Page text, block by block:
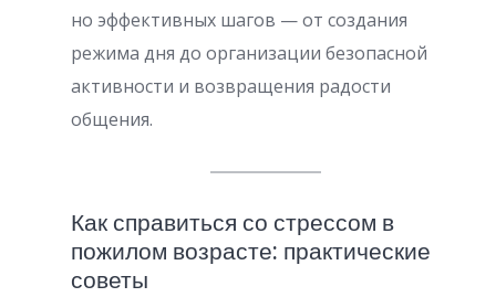
но эффективных шагов — от создания
режима дня до организации безопасной
активности и возвращения радости
общения.
Как справиться со стрессом в
пожилом возрасте: практические
советы